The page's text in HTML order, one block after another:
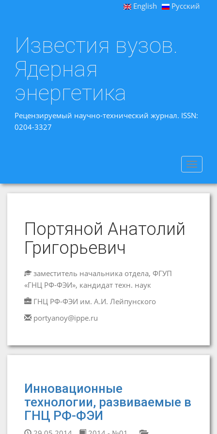
English Русский
Известия вузов.
Ядерная
энергетика
Рецензируемый научно-технический журнал. ISSN:
0204-3327
Toggle
Портяной Анатолий
Григорьевич
заместитель начальника отдела, ФГУП
«ГНЦ РФ-ФЭИ», кандидат техн. наук
ГНЦ РФ-ФЭИ им. А.И. Лейпунского
portyanoy@ippe.ru
Инновационные
технологии, развиваемые в
ГНЦ РФ-ФЭИ